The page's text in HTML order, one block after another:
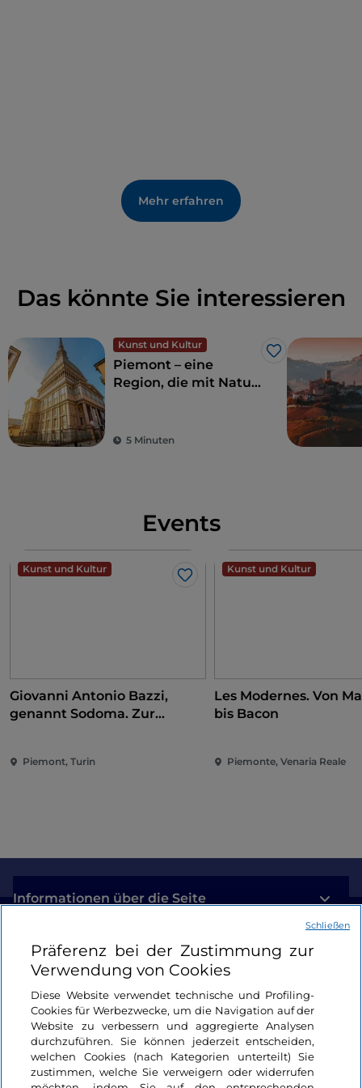
Mehr erfahren
Das könnte Sie interessieren
Kunst und Kultur
Like
Piemont – eine
Region, die mit Natur
5 Minuten
Events
Kunst und Kultur
Like
Giovanni Antonio Bazzi,
genannt Sodoma. Zur
Piemont, Turin
Kunst und Kultur
Les Modernes. Von
bis Bacon
Piemonte, Venaria Reale
Informationen über die Seite
Nützliche Links
Login
Bleiben wir in Kontakt
Präferenz bei der Zustimmung zur
Verwendung von Cookies
Diese Website verwendet technische und Profiling-
Cookies für Werbezwecke, um die Navigation auf der
Website zu verbessern und aggregierte Analysen
durchzuführen. Sie können jederzeit entscheiden,
welchen Cookies (nach Kategorien unterteilt) Sie
zustimmen, welche Sie verweigern oder widerrufen
Schließen